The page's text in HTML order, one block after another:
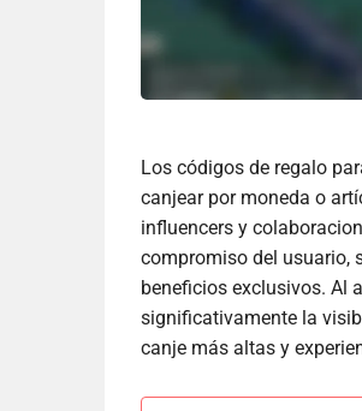
Los códigos de regalo
canjear por moneda o
influencers y
compromiso del usuario,
beneficios exclusivos. Al
significativamente la
canje más altas y